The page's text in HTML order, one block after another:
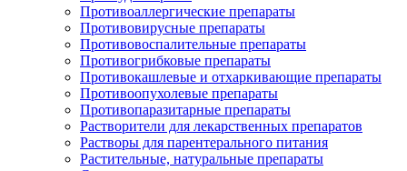
Противоаллергические препараты
Противовирусные препараты
Противовоспалительные препараты
Противогрибковые препараты
Противокашлевые и отхаркивающие препараты
Противоопухолевые препараты
Противопаразитарные препараты
Растворители для лекарственных препаратов
Растворы для парентерального питания
Растительные, натуральные препараты